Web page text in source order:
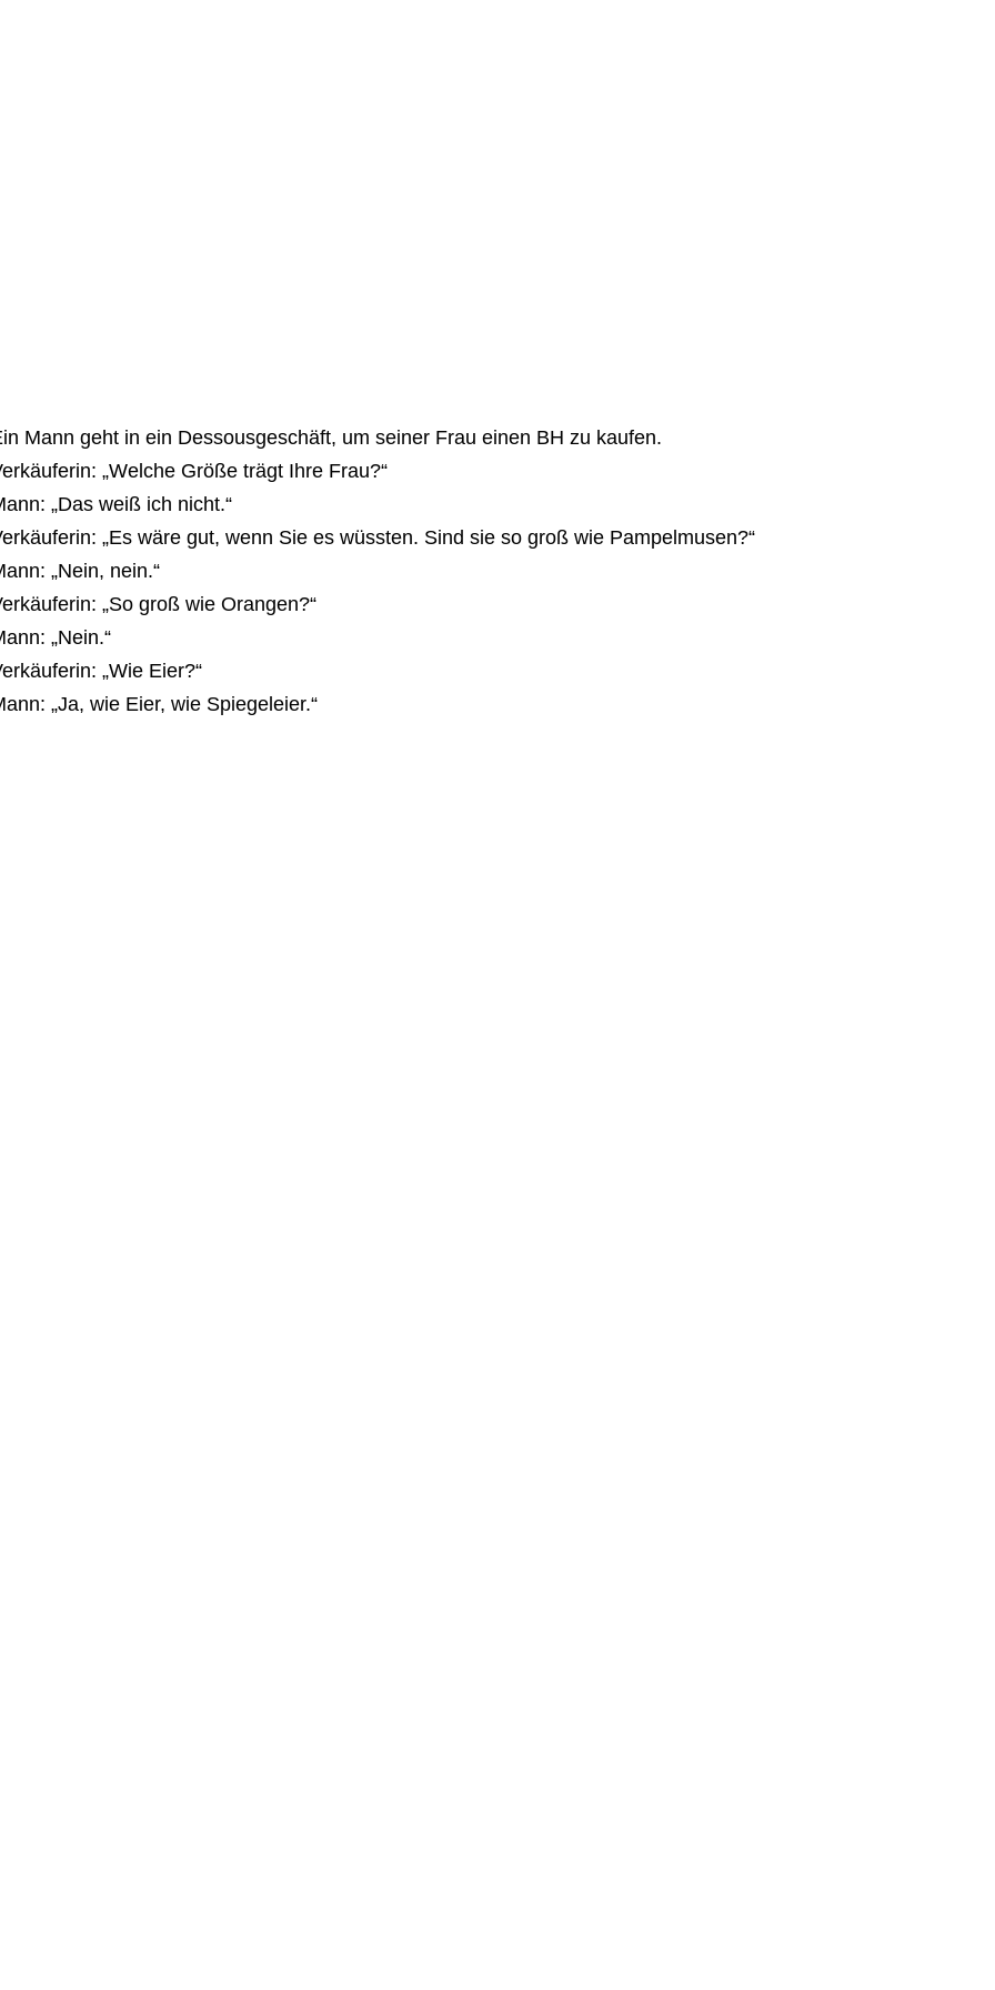
Mann geht in ein Dessousgeschäft, um seiner Frau einen BH zu kaufen.
„Welche Größe trägt Ihre Frau?“
„Das weiß ich nicht.“
„Es wäre gut, wenn Sie es wüssten. Sind sie so groß wie Pampelmusen?“
„Nein, nein.“
„So groß wie Orangen?“
„Nein.“
„Wie Eier?“
„Ja, wie Eier, wie Spiegeleier.“